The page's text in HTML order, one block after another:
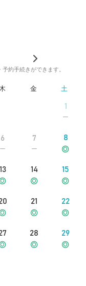
約手続きができます。
金 土
1
6 7 8
13 14 15
21 22
28 29